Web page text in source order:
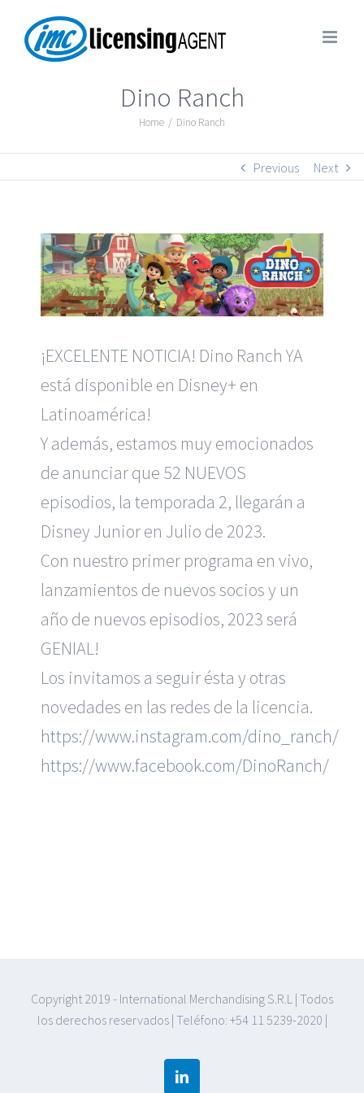
Dino Ranch
Home / Dino Ranch
Previous Next
¡EXCELENTE NOTICIA! Dino Ranch YA
está disponible en Disney+ en
Latinoamérica!
Y además, estamos muy emocionados
de anunciar que 52 NUEVOS
episodios, la temporada 2, llegarán a
Disney Junior en Julio de 2023.
Con nuestro primer programa en vivo,
lanzamientos de nuevos socios y un
año de nuevos episodios, 2023 será
GENIAL!
Los invitamos a seguir ésta y otras
novedades en las redes de la licencia.
https://www.instagram.com/dino_ranch/
https://www.facebook.com/DinoRanch/
Copyright 2019 - International Merchandising S.R.L | Todos
los derechos reservados | Teléfono: +54 11 5239-2020 |
Linkedin